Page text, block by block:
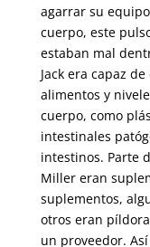
agarrar su
cuerpo, este
estaban mal
Jack era capaz
alimentos y
cuerpo, como
intestinales
intestinos. Parte
Miller eran
suplementos,
otros eran
un proveedor.